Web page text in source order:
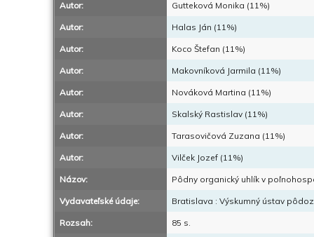
Autor: Gutteková Monika (11%)
Autor: Halas Ján (11%)
Autor: Koco Štefan (11%)
Autor: Makovníková Jarmila (11%)
Autor: Nováková Martina (11%)
Autor: Skalský Rastislav (11%)
Autor: Tarasovičová Zuzana (11%)
Autor: Vilček Jozef (11%)
Názov: Pôdny organický uhlík v
Vydavateľské údaje: Bratislava : Výskumný ústav
Rozsah: 85 s.